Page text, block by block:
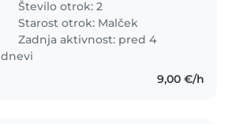
Število otrok: 2
Starost otrok: Malček
Zadnja aktivnost: pred 4
dnevi
9,00 €/h